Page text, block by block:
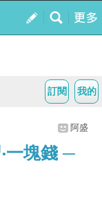
我的
訂閱
阿盛
一塊錢 ─